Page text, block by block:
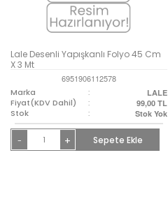
Lale Desenli Yapışkanlı Folyo 45 Cm
X 3 Mt
6951906112578
Marka
: LALE
Fiyat(KDV Dahil) : 99,00 TL
Stok : Stok Yok
- + Sepete Ekle